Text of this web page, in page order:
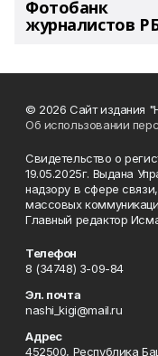
Фотобанк
журналистов
© 2026 Сайт издания
Об использовании
Свидетельство о
19.05.2025г. Выдана
надзору в сфере
массовых
Главный редактор
Телефон
8 (34748) 3-09-84
Эл. почта
nashi_kigi@mail.ru
Адрес
452500, Республика